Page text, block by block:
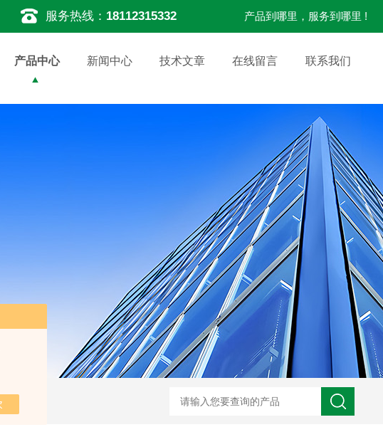
服务热线： 18112315332 产品到哪里，服务到哪里 !
产品中心 新闻中心 技术文章 在线留言 联系我们